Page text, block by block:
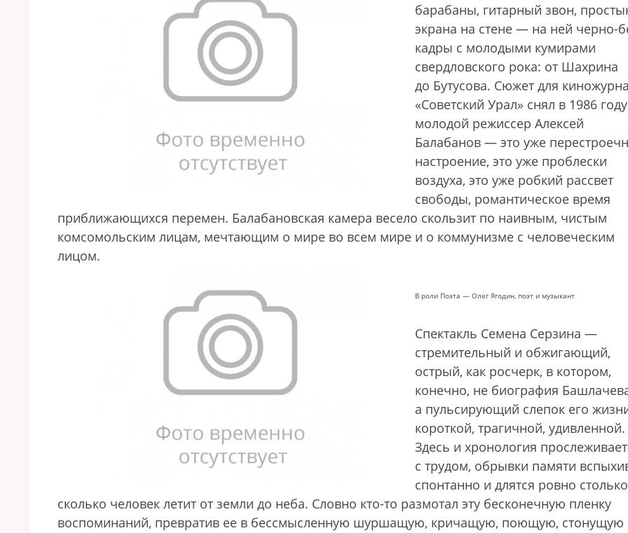
барабаны, гитарный звон,
экрана на стене — на ней черно-
кадры с молодыми кумирами
свердловского рока: от Шахрина
до Бутусова. Сюжет для
«Советский Урал» снял в 1986 году
молодой режиссер Алексей
Балабанов — это уже
настроение, это уже проблески
воздуха, это уже робкий рассвет
свободы, романтическое время
приближающихся перемен. Балабановская камера весело скользит по наивным, чистым
комсомольским лицам, мечтающим о мире во всем мире и о коммунизме с человеческим
лицом.
В роли Поэта — Олег Ягодин, поэт и музыкант
Спектакль Семена Серзина —
стремительный и обжигающий,
острый, как росчерк, в котором,
конечно, не биография
а пульсирующий слепок его
короткой, трагичной, удивленной.
Здесь и хронология
с трудом, обрывки памяти
спонтанно и длятся ровно
сколько человек летит от земли до неба. Словно кто-то размотал эту бесконечную пленку
воспоминаний, превратив ее в бессмысленную шуршащую, кричащую, поющую, стонущую